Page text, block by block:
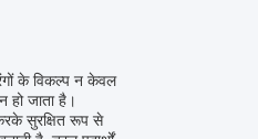
के विकल्प न केवल
हो जाता है।
सुरक्षित रूप से